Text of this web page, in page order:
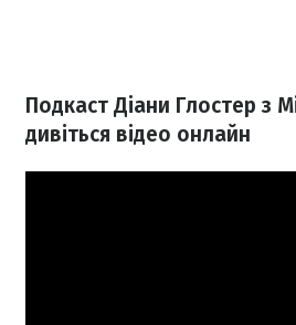
Подкаст Діани Глостер з
дивіться відео онлайн